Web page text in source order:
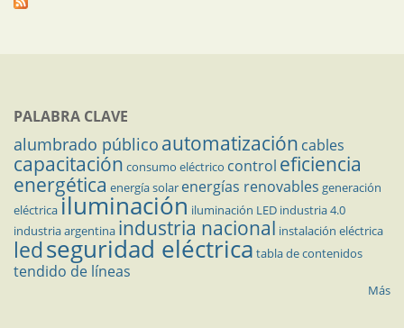
PALABRA CLAVE
alumbrado público automatización cables
capacitación consumo eléctrico control eficiencia
energética energía solar energías renovables generación
eléctricailuminación iluminación LED industria 4.0
industria argentina industria nacional instalación eléctrica
ledseguridad eléctrica tabla de contenidos
tendido de líneas
Más